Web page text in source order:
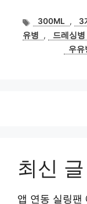
태
그
300ML , 3
유병
, 드레싱병
우유
최신 글
앱 연동 실링팬